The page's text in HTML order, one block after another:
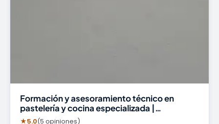
Formación y asesoramiento técnico en
pastelería y cocina especializada |
Dulcemente Pastry
★5.0(5 opiniones)